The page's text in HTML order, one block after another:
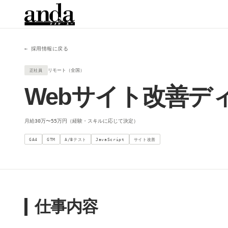
← 採用情報に戻る
正社員 リモート（全国）
Webサイト改善デ
月給30万〜55万円（経験・スキルに応じて決定）
GA4 GTM A/Bテスト JavaScript サイト改善
仕事内容